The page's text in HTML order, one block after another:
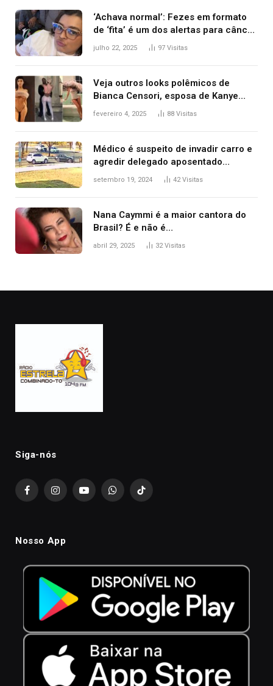
‘Achava normal’: Fezes em formato
de ‘fita’ é um dos alertas para câncer
colorretal; relembre fala de Preta Gil
julho 22, 2025 97 Visitas
Veja outros looks polêmicos de
Bianca Censori, esposa de Kanye
West que apareceu nua no Grammy
fevereiro 4, 2025 88 Visitas
Médico é suspeito de invadir carro e
agredir delegado aposentado
durante confusão no trânsito
setembro 19, 2024 42Visitas
Nana Caymmi é a maior cantora do
Brasil? É e não é…
abril 29, 2025 32Visitas
Siga-nós
FacebookInstagramYouTubeWhatsAppTikTok
Nosso App